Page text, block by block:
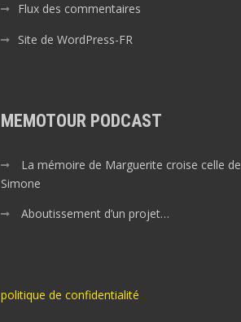
Flux des commentaires
Site de WordPress-FR
MEMOTOUR PODCAST
La mémoire de Marguerite croise celle de
Simone
Aboutissement d’un projet…
politique de confidentialité